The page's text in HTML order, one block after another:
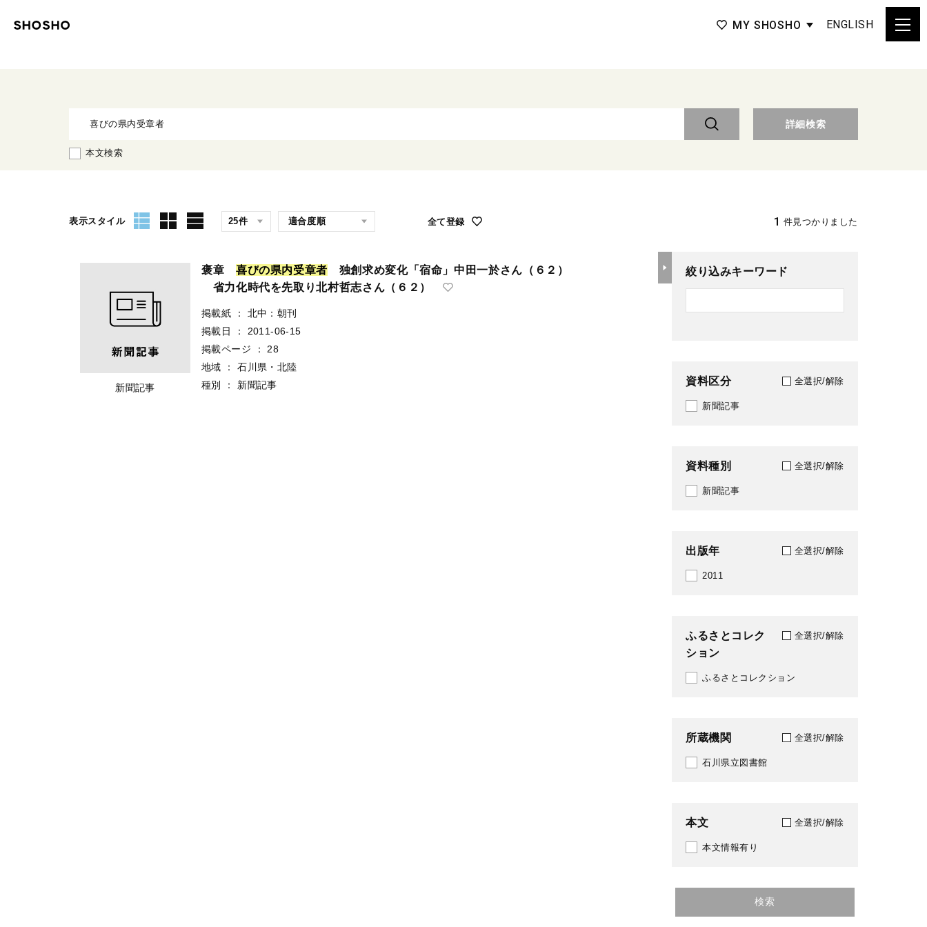
MY SHOSHO ENGLISH
詳細検索
本文検索
表示スタイル 全て登録 1 件見つかりました
新聞記事
褒章 喜びの県内受章者 独創求め変化「宿命」中田一於さん（６２）
省力化時代を先取り北村哲志さん（６２）
掲載紙 ：
北中：朝刊
掲載日
：
2011-06-15
掲載ページ
：
28
地域
：
石川県・北陸
種別
： 新聞記事
絞り込みキーワード
資料区分 全選択/解除
新聞記事
資料種別 全選択/解除
新聞記事
出版年 全選択/解除
2011
ふるさとコレク
ション
全選択/解除
ふるさとコレクション
所蔵機関 全選択/解除
石川県立図書館
本文 全選択/解除
本文情報有り
検索